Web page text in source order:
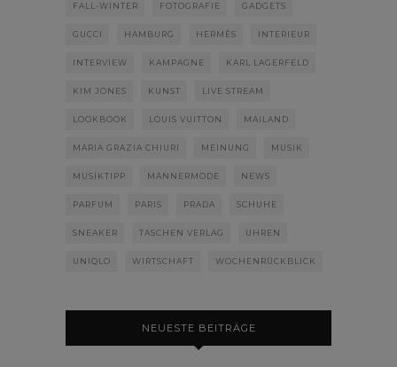
FALL-WINTER FOTOGRAFIE GADGETS
GUCCI HAMBURG HERMÈS INTERIEUR
INTERVIEW KAMPAGNE KARL LAGERFELD
KIM JONES KUNST LIVE STREAM
LOOKBOOK LOUIS VUITTON MAILAND
MARIA GRAZIA CHIURI MEINUNG MUSIK
MUSIKTIPP MÄNNERMODE NEWS
PARFUM PARIS PRADA SCHUHE
SNEAKER TASCHEN VERLAG UHREN
UNIQLO WIRTSCHAFT WOCHENRÜCKBLICK
NEUESTE BEITRÄGE